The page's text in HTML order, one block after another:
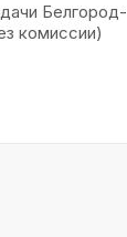
Белгород-
комиссии)